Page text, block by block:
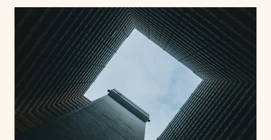
NA
ARGUMENT
HAYEKA
O
DWÓCH
RODZAJACH
WIEDZY?